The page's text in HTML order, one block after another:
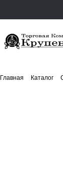
Главная Каталог